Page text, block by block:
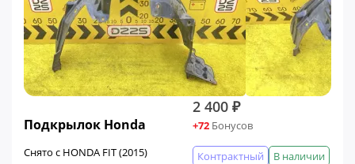
Подкрылок Honda
Снято с HONDA FIT (2015)
2 400 ₽
+72 Бонусов
В наличии
Контрактный